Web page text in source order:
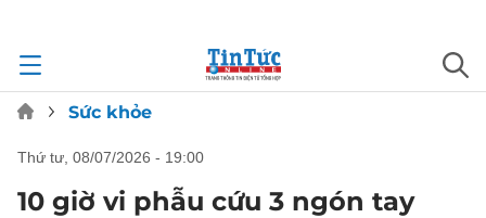
Sức khỏe
thứ tư, 08/07/2026 - 19:00
10 giờ vi phẫu cứu 3 ngón tay